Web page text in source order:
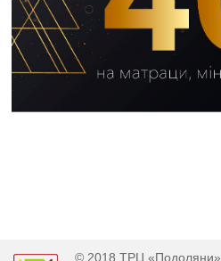
© 2018 ТРЦ «Подоляни»